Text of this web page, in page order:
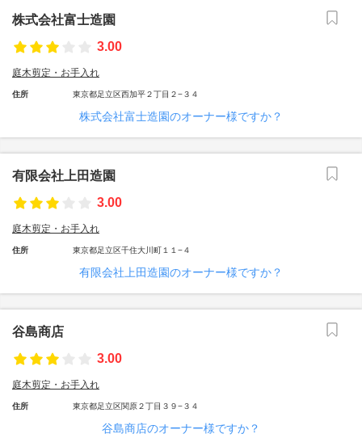
株式会社富士造園
3.00
庭木剪定・お手入れ
住所 東京都足立区西加平２丁目２−３４
株式会社富士造園のオーナー様ですか？
有限会社上田造園
3.00
庭木剪定・お手入れ
住所 東京都足立区千住大川町１１−４
有限会社上田造園のオーナー様ですか？
谷島商店
3.00
庭木剪定・お手入れ
住所 東京都足立区関原２丁目３９−３４
谷島商店のオーナー様ですか？